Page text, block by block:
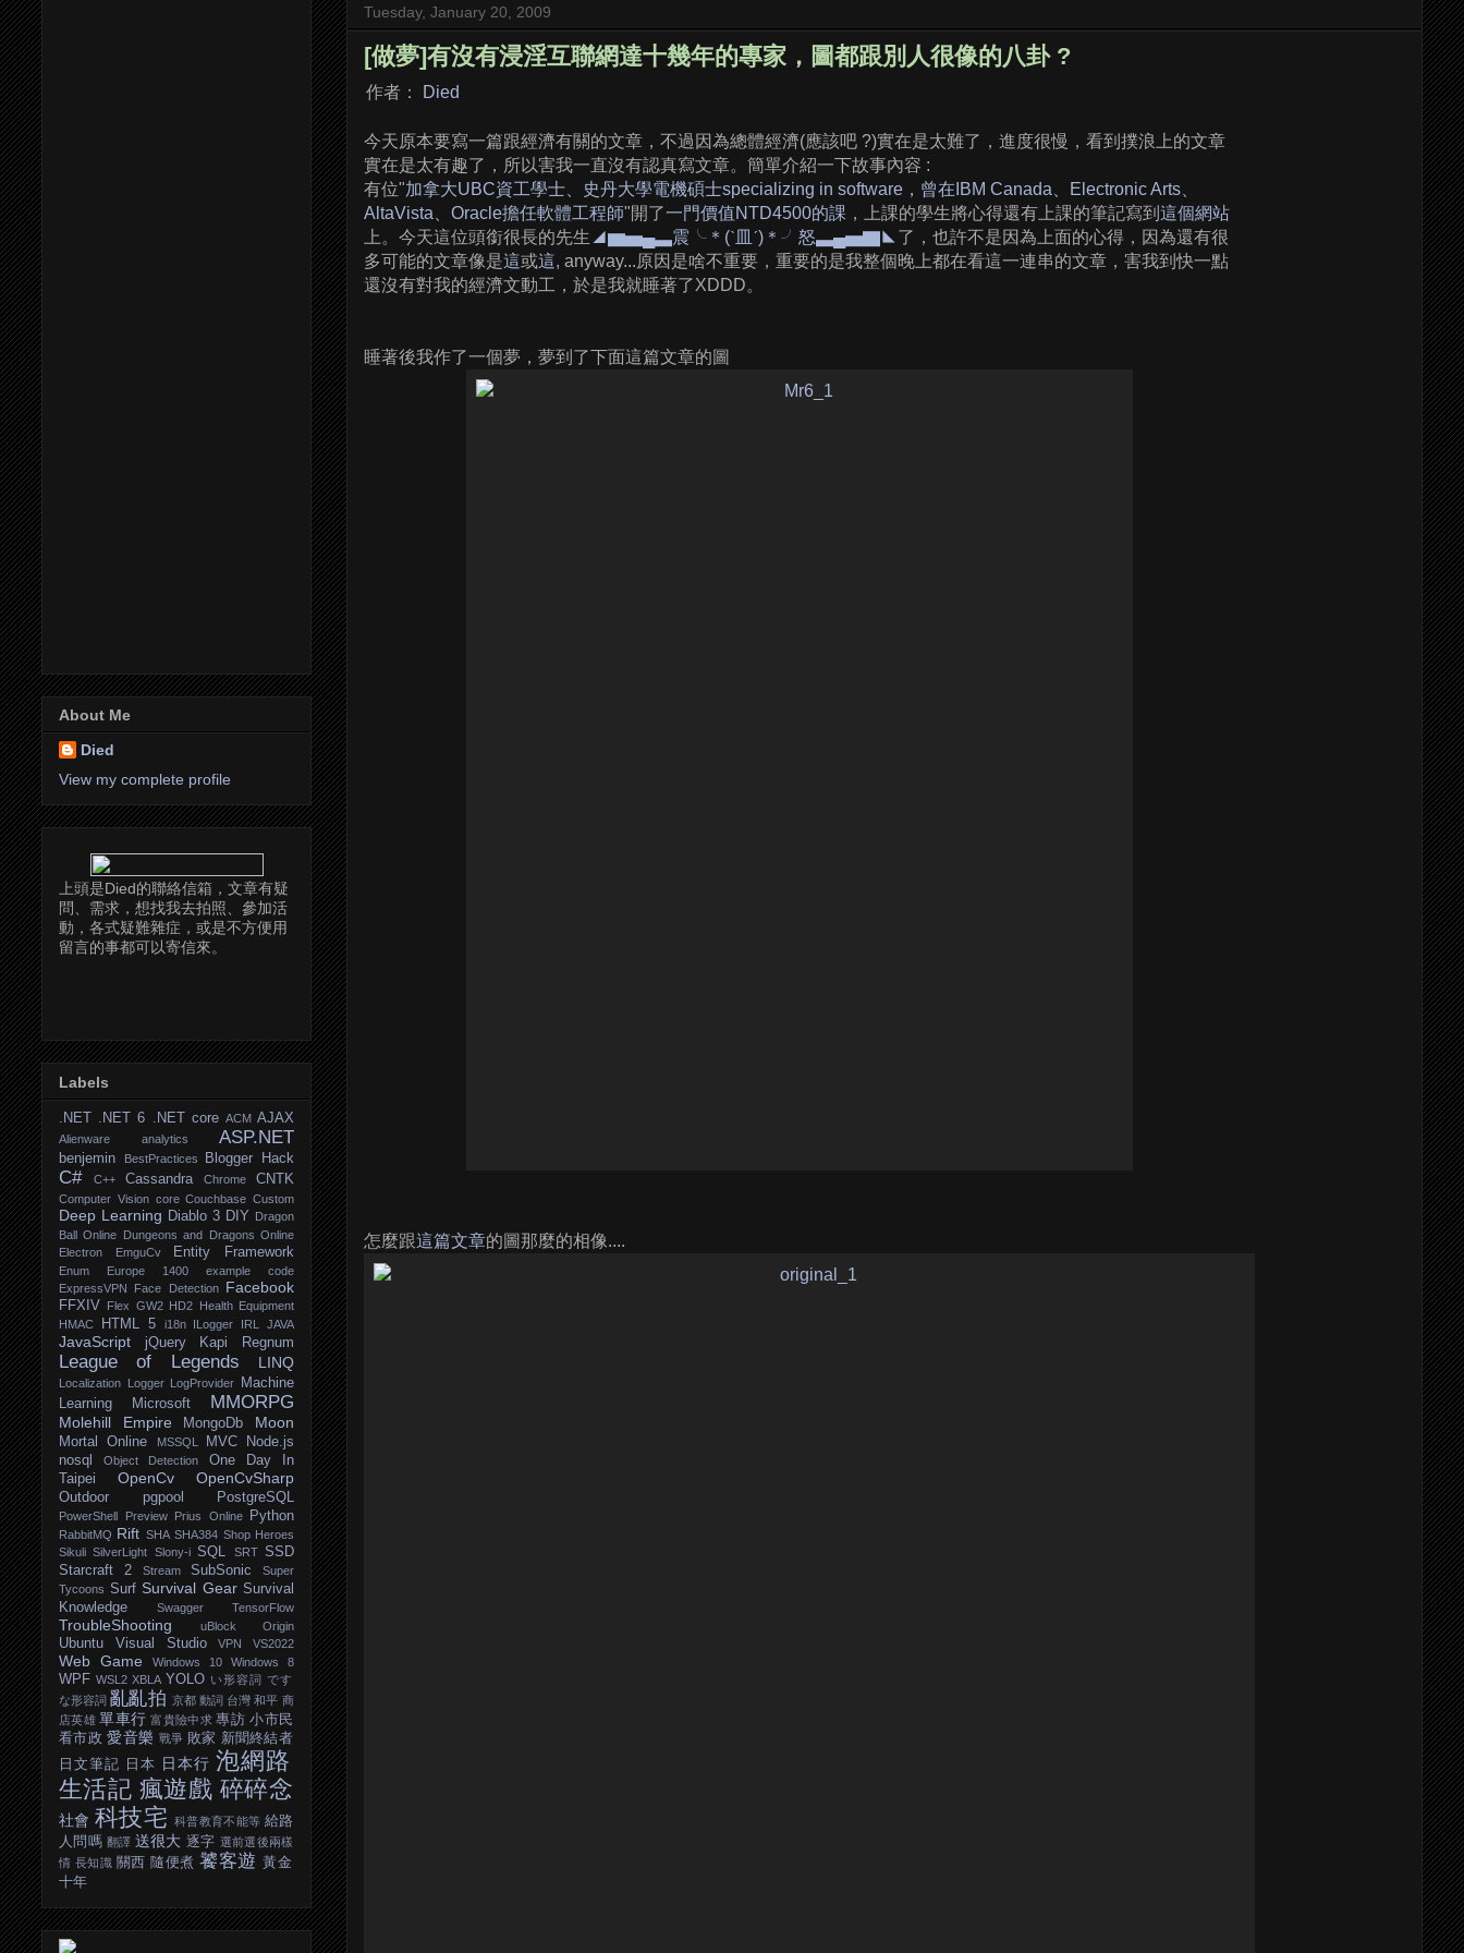
Tuesday, January 20, 2009
[做夢]有沒有浸淫互聯網達十幾年的專家，圖都跟別人很像的八卦 ?
作者： Died
今天原本要寫一篇跟經濟有關的文章，不過因為總體經濟(應該吧 ?)實在是太難了，進度很慢，看到撲浪上的文章
實在是太有趣了，所以害我一直沒有認真寫文章。簡單介紹一下故事內容 :
有位"加拿大UBC資工學士、史丹大學電機碩士specializing in software，曾在IBM Canada、Electronic Arts、
AltaVista、Oracle擔任軟體工程師"開了一門價值NTD4500的課 ，上課的學生將心得還有上課的筆記寫到 這個網站
上。今天這位頭銜很長的先生 ◢▆▅▄▃震╰＊(ˋ皿ˊ)＊╯怒▃▄▅▇◣ 了，也許不是因為上面的心得，因為還有很
多可能的文章像是這或這, anyway...原因是啥不重要，重要的是我整個晚上都在看這一連串的文章，害我到快一點
還沒有對我的經濟文動工，於是我就睡著了XDDD。
睡著後我作了一個夢，夢到了下面這篇文章的圖
怎麼跟這篇文章的圖那麼的相像....
About Me
Died
View my complete profile
上頭是Died的聯絡信箱，文章有疑
問、需求，想找我去拍照、參加活
動，各式疑難雜症，或是不方便用
留言的事都可以寄信來。
Labels
.NET .NET 6 .NET core ACM AJAX
Alienware analytics ASP.NET
benjemin BestPractices Blogger Hack
C# C++ Cassandra Chrome CNTK
Computer Vision core Couchbase Custom
Deep Learning Diablo 3 DIY Dragon
Ball Online Dungeons and Dragons Online
Electron
EmguCv Entity Framework
Enum Europe 1400
example code
ExpressVPN
Face Detection Facebook
FFXIV Flex GW2 HD2 Health Equipment
HMAC
HTML 5 i18n ILogger IRL JAVA
JavaScript jQuery Kapi Regnum
League of Legends LINQ
Localization Logger LogProvider
Machine
Learning
Microsoft MMORPG
Molehill Empire MongoDb Moon
Mortal Online MSSQL MVC
Node.js
nosql
Object Detection
One Day In
Taipei
OpenCv OpenCvSharp
Outdoor pgpool PostgreSQL
PowerShell Preview Prius Online Python
RabbitMQ Rift SHA SHA384 Shop Heroes
Sikuli SilverLight Slony-i SQL SRT SSD
Starcraft 2
Stream SubSonic
Super
Tycoons Surf Survival Gear Survival
Knowledge
Swagger TensorFlow
TroubleShooting uBlock Origin
Ubuntu Visual Studio VPN VS2022
Web Game Windows 10 Windows 8
WPF WSL2 XBLA YOLO い形容詞 です
な形容詞 亂亂拍 京都 動詞 台灣 和平 商
店英雄 單車行 富貴險中求 專訪 小市民
看市政 愛音樂 戰爭 敗家 新聞終結者
日文筆記
日本 日本行 泡網路
生活記 瘋遊戲 碎碎念
社會 科技宅 科普教育不能等 給路
人問嗎 翻譯 送很大 逐字 選前選後兩樣
情 長知識 關西 隨便煮 饕客遊 黃金
十年